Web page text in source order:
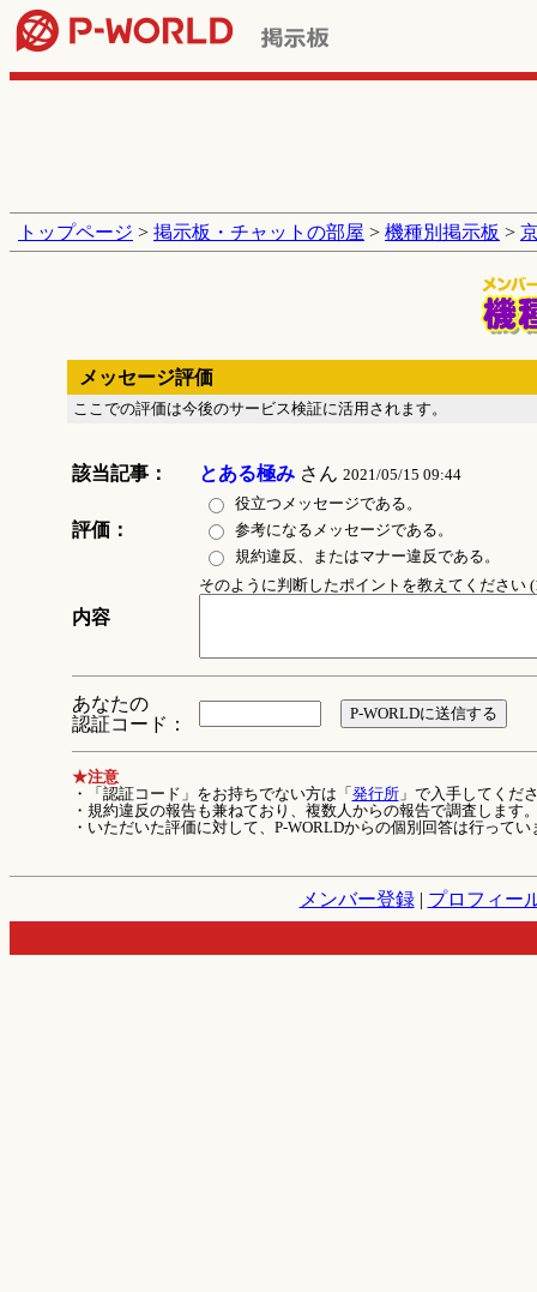
トップページ > 掲示板・チャットの部屋 > 機種別掲示板 >
メッセージ評価
ここでの評価は今後のサービス検証に活用されます。
該当記事： とある極みさん 2021/05/15 09:44
評価：
役立つメッセージである。
参考になるメッセージである。
規約違反、またはマナー違反である。
内容
そのように判断したポイントを教えてください
あなたの
認証コード：
★注意
・「認証コード」をお持ちでない方は「 発行所」で入手してくだ
・規約違反の報告も兼ねており、複数人からの報告で調査します
・いただいた評価に対して、P-WORLDからの個別回答は行ってい
メンバー登録| プロフィー